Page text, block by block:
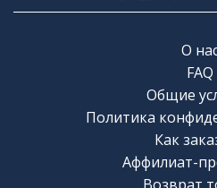
О
FAQ
Общие
Политика
Как
Аффилиат-
Возврат